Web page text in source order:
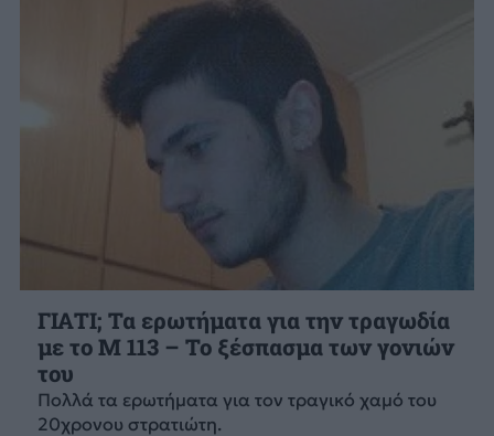
ΓΙΑΤΙ; Τα ερωτήματα για την τραγωδία
με το Μ 113 – Το ξέσπασμα των γονιών
του
Πολλά τα ερωτήματα για τον τραγικό χαμό του
20χρονου στρατιώτη.